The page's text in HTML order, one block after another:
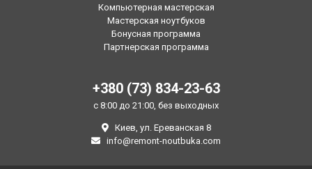
Компьютерная мастерская
Мастерская ноутбуков
Бонусная программа
Партнерская программа
+380 (73) 834-23-63
с 8:00 до 21:00, без выходных
Киев, ул. Ереванская 8
info@remont-noutbuka.com